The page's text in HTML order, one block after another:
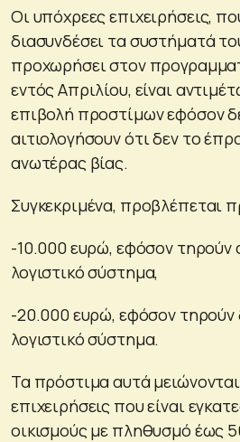
Οι υπόχρεες επιχειρήσεις,
διασυνδέσει τα συστήματά
προχωρήσει στον
εντός Απριλίου, είναι
επιβολή προστίμων εφόσον
αιτιολογήσουν ότι δεν το
ανωτέρας βίας.
Συγκεκριμένα, προβλέπεται
-10.000 ευρώ, εφόσον τηρούν
λογιστικό σύστημα,
-20.000 ευρώ, εφόσον τηρούν
λογιστικό σύστημα.
Τα πρόστιμα αυτά
επιχειρήσεις που είναι
οικισμούς με πληθυσμό έως